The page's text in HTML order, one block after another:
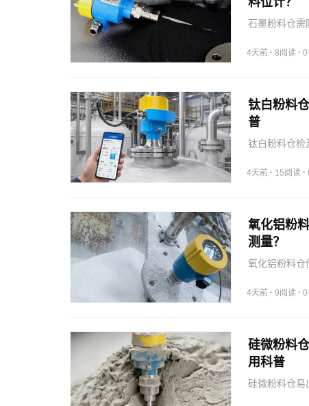
石墨粉料仓需
4天前 · 8阅读 · 0
钛白粉料
普
钛白粉料仓检
4天前 · 15阅读 ·
氧化铝粉
测量？
氧化铝粉料仓
4天前 · 9阅读 · 0
硅微粉料
用科普
硅微粉料仓易